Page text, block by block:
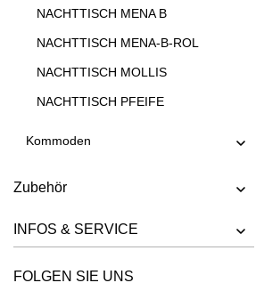
NACHTTISCH MENA B
NACHTTISCH MENA-B-ROL
NACHTTISCH MOLLIS
NACHTTISCH PFEIFE
Kommoden
Zubehör
INFOS & SERVICE
FOLGEN SIE UNS